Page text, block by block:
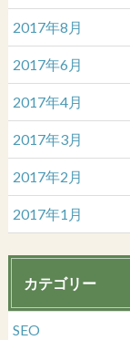
2017年8月
2017年6月
2017年4月
2017年3月
2017年2月
2017年1月
カテゴリー
SEO